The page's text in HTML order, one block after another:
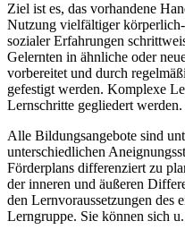
Ziel ist es, das vorhandene
Nutzung vielfältiger
sozialer Erfahrungen
Gelernten in ähnliche oder
vorbereitet und durch
gefestigt werden. Komplexe
Lernschritte gegliedert werden.
Alle Bildungsangebote sind
unterschiedlichen
Förderplans differenziert zu
der inneren und äußeren
den Lernvoraussetzungen des
Lerngruppe. Sie können sich